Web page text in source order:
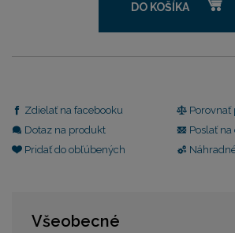
DO KOŠÍKA
Zdielať na facebooku
Porovnať
Dotaz na produkt
Poslať
Pridať do obľúbených
Všeobecné